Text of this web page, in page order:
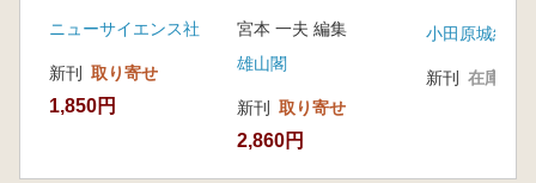
ニューサイエンス社
新刊 取り寄せ
1,850円
宮本 一夫 編集
雄山閣
新刊 取り寄せ
2,860円
新刊 在庫なし